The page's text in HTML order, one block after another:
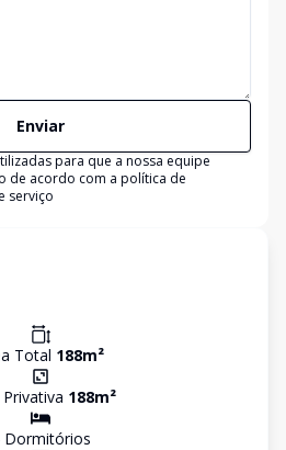
Enviar
para que a nossa equipe
de acordo com a política de
serviço
Total 188m²
188m²
Dormitórios